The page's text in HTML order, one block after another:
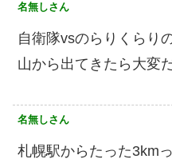
名無しさん
自衛隊vsのらりくらり
山から出てきたら大変
名無しさん
札幌駅からたった3km